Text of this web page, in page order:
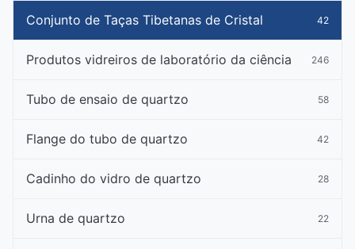
Conjunto de Taças Tibetanas de Cristal 42
Produtos vidreiros de laboratório da ciência 246
Tubo de ensaio de quartzo 58
Flange do tubo de quartzo 42
Cadinho do vidro de quartzo 28
Urna de quartzo 22